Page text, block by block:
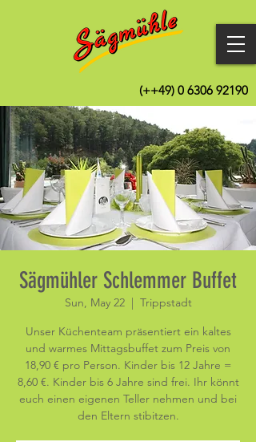
(++49) 0 6306 92190
Sägmühler Schlemmer Buffet
Sun, May 22
  |
Trippstadt
Unser Küchenteam präsentiert ein kaltes
und warmes Mittagsbuffet zum Preis von
18,90 € pro Person. Kinder bis 12 Jahre =
8,60 €. Kinder bis 6 Jahre sind frei. Ihr könnt
euch einen eigenen Teller nehmen und bei
den Eltern stibitzen.